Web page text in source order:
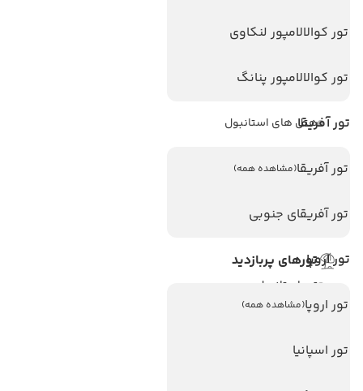
تور کوالالامپور لنکاوی
تور کوالالامپور پنانگ
تور آفریقا
تور آفریقا(مشاهده همه)
تور آفریقای جنوبی
تور اروپا
تور اروپا(مشاهده همه)
تور اسپانیا
هتل های پر بازدید
هتل های استانبول
هتل های اندونزی
هتل های سریلانکا
تورهای پربازدید
تور استانبول
تور آنتالیا
تور پوکت